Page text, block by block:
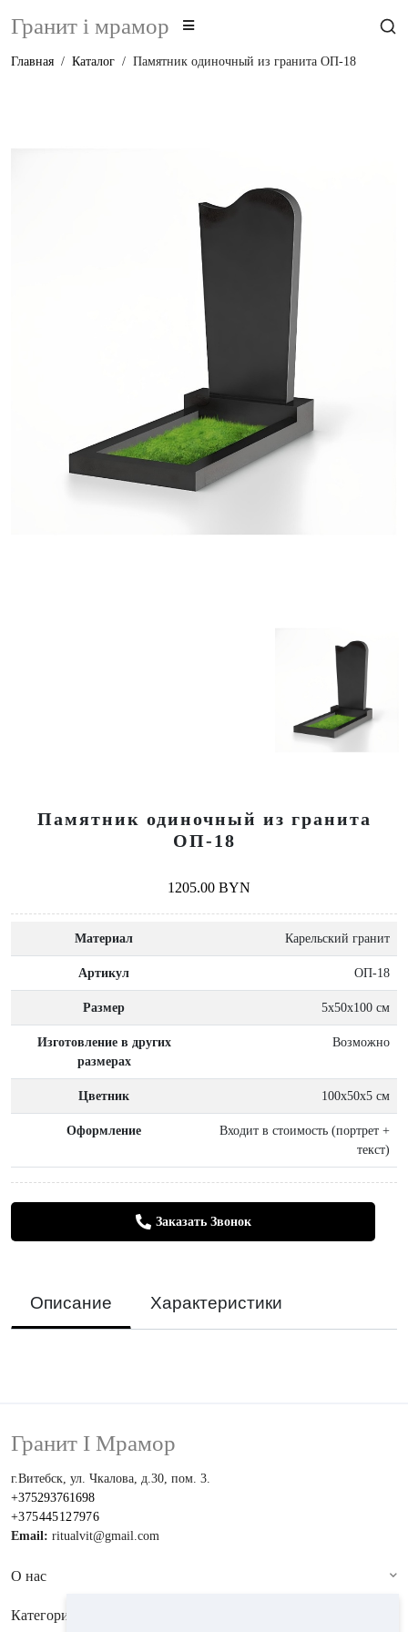
Гранит i мрамор
Главная Каталог Памятник одиночный из гранита ОП-18
Памятник одиночный из гранита
ОП-18
1205.00 BYN
Материал Карельский гранит
Артикул ОП-18
Размер 5x50x100 см
Изготовление в других
размерах
Возможно
Цветник 100х50х5 см
Оформление
Входит в стоимость (портрет +
текст)
Заказать Звонок
Описание Характеристики
Гранит I Мрамор
г.Витебск, ул. Чкалова, д.30, пом. 3.
+375293761698
+375445127976
Email: ritualvit@gmail.com
О нас
Категории